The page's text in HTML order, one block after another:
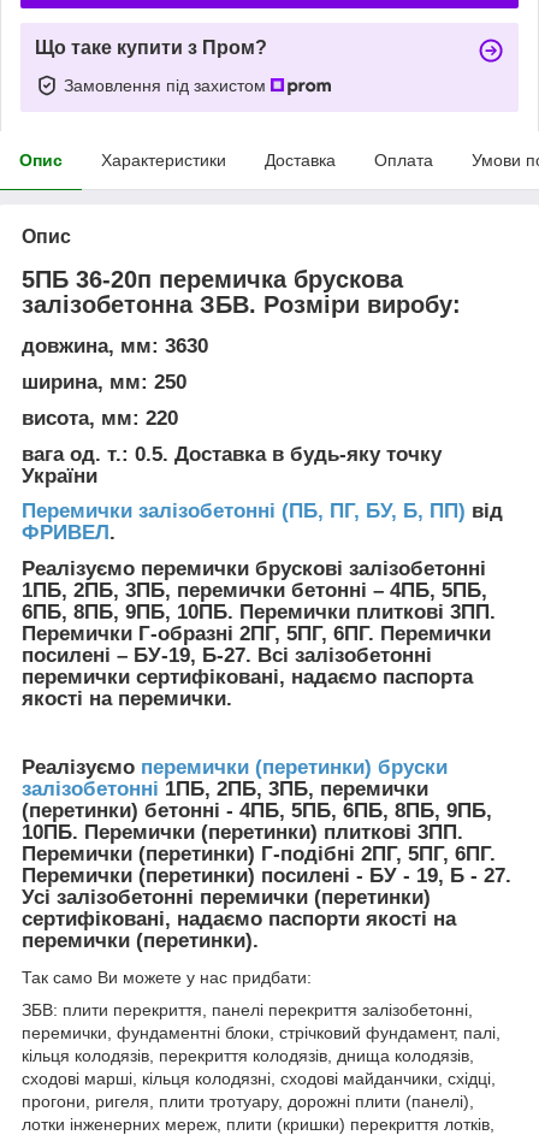
Що таке купити з Пром?
Замовлення під захистом
Опис Характеристики Доставка Оплата Умови
Опис
5ПБ 36-20п перемичка брускова
залізобетонна ЗБВ. Розміри виробу:
довжина, мм: 3630
ширина, мм: 250
висота, мм: 220
вага од. т.: 0.5. Доставка в будь-яку точку
України
Перемички залізобетонні (ПБ, ПГ, БУ, Б, ПП) від
ФРИВЕЛ .
Реалізуємо перемички брускові залізобетонні
1ПБ, 2ПБ, 3ПБ, перемички бетонні – 4ПБ, 5ПБ,
6ПБ, 8ПБ, 9ПБ, 10ПБ. Перемички плиткові 3ПП.
Перемички Г-образні 2ПГ, 5ПГ, 6ПГ. Перемички
посилені – БУ-19, Б-27. Всі залізобетонні
перемички сертифіковані, надаємо паспорта
якості на перемички.
Реалізуємо перемички (перетинки) бруски
залізобетонні 1ПБ, 2ПБ, 3ПБ, перемички
(перетинки) бетонні - 4ПБ, 5ПБ, 6ПБ, 8ПБ, 9ПБ,
10ПБ. Перемички (перетинки) плиткові 3ПП.
Перемички (перетинки) Г-подібні 2ПГ, 5ПГ, 6ПГ.
Перемички (перетинки) посилені - БУ - 19, Б - 27.
Усі залізобетонні перемички (перетинки)
сертифіковані, надаємо паспорти якості на
перемички (перетинки).
Так само Ви можете у нас придбати:
ЗБВ: плити перекриття, панелі перекриття залізобетонні,
перемички, фундаментні блоки, стрічковий фундамент, палі,
кільця колодязів, перекриття колодязів, днища колодязів,
сходові марші, кільця колодязні, сходові майданчики, східці,
прогони, ригеля, плити тротуару, дорожні плити (панелі),
лотки інженерних мереж, плити (кришки) перекриття лотків,